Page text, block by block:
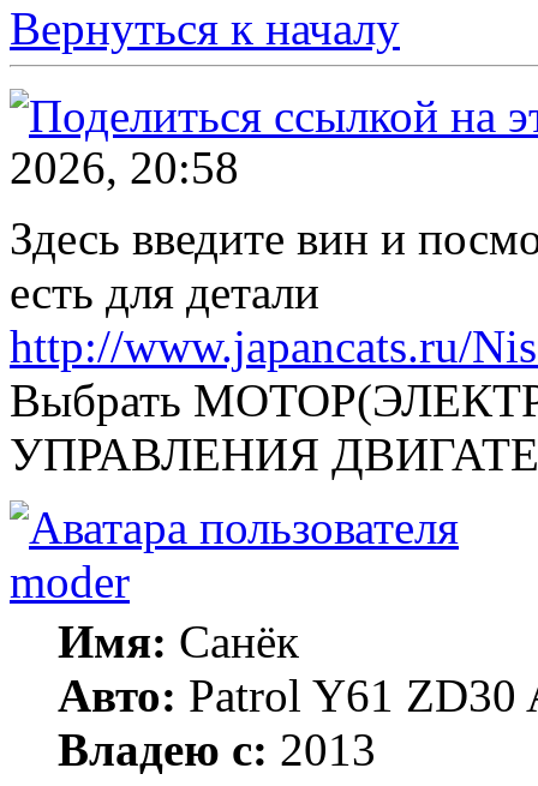
Вернуться к началу
2026, 20:58
Здесь введите вин и
есть для детали
http://www.japancats.ru/
Выбрать
УПРАВЛЕНИЯ
moder
Имя: Санёк
Авто: Patrol Y61 ZD30
Владею с: 2013